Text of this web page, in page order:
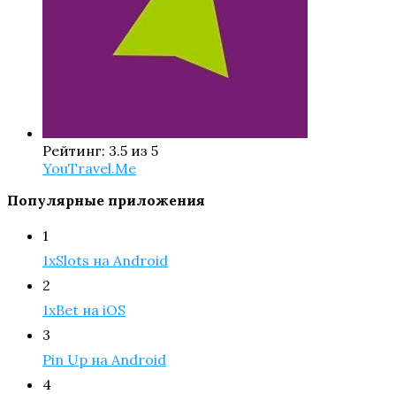
Рейтинг: 3.5 из 5
YouTravel.Me
Популярные приложения
1
1xSlots на Android
2
1xBet на iOS
3
Pin Up на Android
4